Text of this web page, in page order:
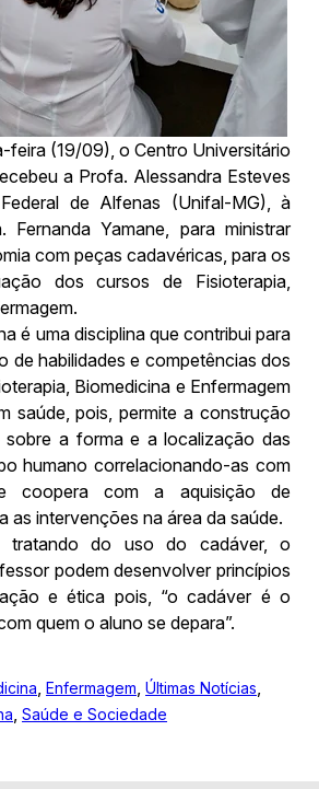
feira (19/09), o Centro Universitário
a Profa. Alessandra Esteves
de Alfenas (Unifal-MG), à
Yamane, para ministrar
com peças cadavéricas, para os
dos cursos de Fisioterapia,
é uma disciplina que contribui para
de habilidades e competências dos
Biomedicina e Enfermagem
saúde, pois, permite a construção
sobre a forma e a localização das
humano correlacionando-as com
coopera com a aquisição de
as intervenções na área da saúde.
tratando do uso do cadáver, o
podem desenvolver princípios
e ética pois, “o cadáver é o
quem o aluno se depara”.
Enfermagem Últimas Notícias
Saúde e Sociedade